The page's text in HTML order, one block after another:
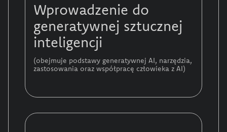
Wprowadzenie do
generatywnej sztucznej
inteligencji
(obejmuje podstawy generatywnej AI, narzędzia,
zastosowania oraz współpracę człowieka z AI)